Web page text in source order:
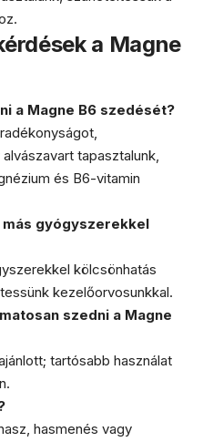
a Magne
a Magne B6 szedését?
tapasztalunk,
és B6-vitamin
más gyógyszerekkel
kölcsönhatás
kezelőorvosunkkal.
szedni a Magne
tartósabb használat
hasmenés vagy